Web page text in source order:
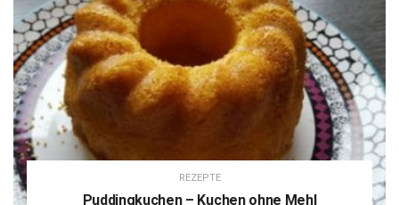
REZEPTE
Puddingkuchen – Kuchen ohne Mehl